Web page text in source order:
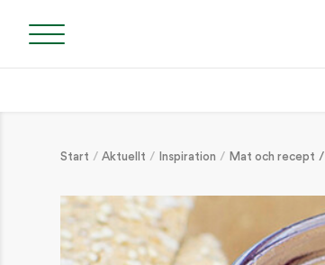
Start Aktuellt Inspiration Mat och recept